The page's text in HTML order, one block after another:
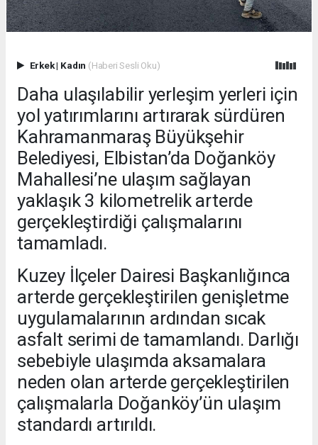
Erkek| Kadın (Haberi Sesli Oku)
Daha ulaşılabilir yerleşim yerleri için
yol yatırımlarını artırarak sürdüren
Kahramanmaraş Büyükşehir
Belediyesi, Elbistan’da Doğanköy
Mahallesi’ne ulaşım sağlayan
yaklaşık 3 kilometrelik arterde
gerçekleştirdiği çalışmalarını
tamamladı.
Kuzey İlçeler Dairesi Başkanlığınca
arterde gerçekleştirilen genişletme
uygulamalarının ardından sıcak
asfalt serimi de tamamlandı. Darlığı
sebebiyle ulaşımda aksamalara
neden olan arterde gerçekleştirilen
çalışmalarla Doğanköy’ün ulaşım
standardı artırıldı.